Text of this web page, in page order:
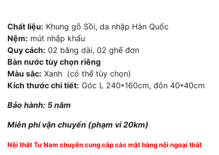
Chất liệu: Khung gỗ Sồi, da nhập Hàn Quốc
Nệm: mút nhập khẩu
Quy cách: 02 băng dài, 02 ghế đơn
Bàn nước tùy chọn riêng
Màu sắc: Xanh (có thể tùy chọn)
Kích thước chi tiết: Góc L 240*160cm, đôn 40*40cm
Bảo hành: 5 năm
Miễn phí vận chuyển (phạm vi 20km)
Nội thất Tư Nam chuyên cung cấp các mặt hàng nội ngoại thất